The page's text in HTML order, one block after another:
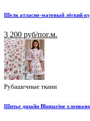
Шелк атласно-матовый лёгкий
3 200 руб/пог.м.
Рубашечные ткани
Шитье дизайн Blumarine